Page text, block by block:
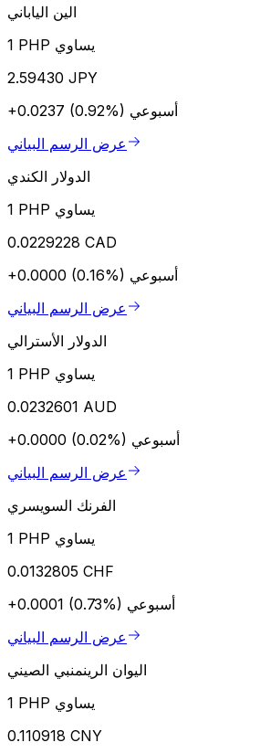
الين الياباني
1 PHP يساوي
2.59430 JPY
+0.0237 (0.92%) أسبوعي
عرض الرسم البياني
الدولار الكندي
1 PHP يساوي
0.0229228 CAD
+0.0000 (0.16%) أسبوعي
عرض الرسم البياني
الدولار الأسترالي
1 PHP يساوي
0.0232601 AUD
+0.0000 (0.02%) أسبوعي
عرض الرسم البياني
الفرنك السويسري
1 PHP يساوي
0.0132805 CHF
+0.0001 (0.73%) أسبوعي
عرض الرسم البياني
اليوان الرينمنبي الصيني
1 PHP يساوي
0.110918 CNY